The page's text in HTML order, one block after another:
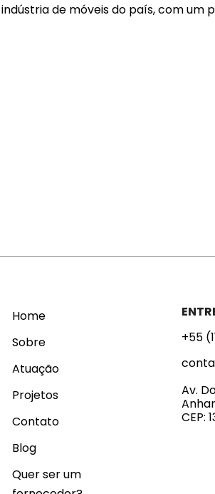
de móveis do país, com um
Home
Sobre
Atuação
Projetos
Contato
Blog
Quer ser um
+55
Av.
CEP: